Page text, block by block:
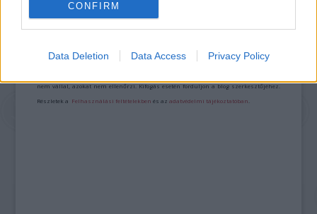
CONFIRM
Data Deletion Data Access Privacy Policy
A bejegyzés trackback címe:
https://kulturpart.hu/api/trackback/id/7935194
A hozzászólások avonatkozó jogszabályokértelmében felhasználói tartalomnak
nem vállal, azokat nem ellenőrzi. Kifogás esetén forduljon a blog szerkesztőjéhez.
Részletek a Felhasználási feltételekben és azadatvédelmi tájékoztatóban